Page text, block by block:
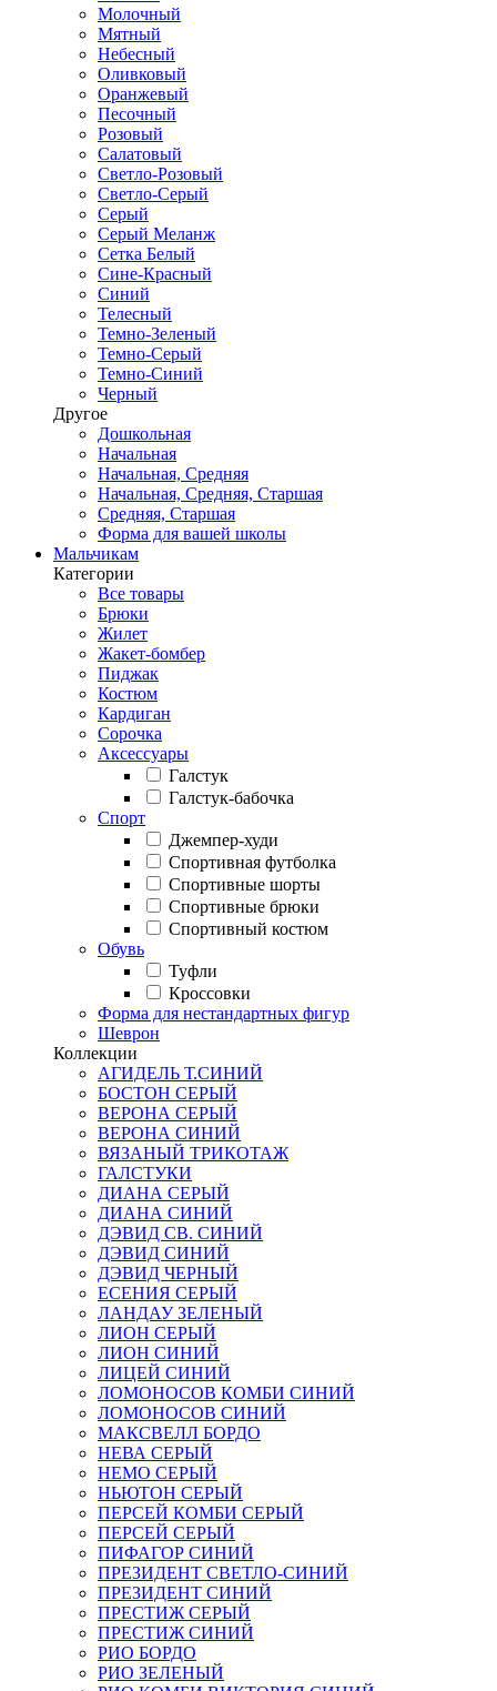
Молочный
Мятный
Небесный
Оливковый
Оранжевый
Песочный
Розовый
Салатовый
Светло-Розовый
Светло-Серый
Серый
Серый Меланж
Сетка Белый
Сине-Красный
Синий
Телесный
Темно-Зеленый
Темно-Серый
Темно-Синий
Черный
Другое
Дошкольная
Начальная
Начальная, Средняя
Начальная, Средняя, Старшая
Средняя, Старшая
Форма для вашей школы
Мальчикам
Категории
Все товары
Брюки
Жилет
Жакет-бомбер
Пиджак
Костюм
Кардиган
Сорочка
Аксессуары
Галстук
Галстук-бабочка
Спорт
Джемпер-худи
Спортивная футболка
Спортивные шорты
Спортивные брюки
Спортивный костюм
Обувь
Туфли
Кроссовки
Форма для нестандартных фигур
Шеврон
Коллекции
АГИДЕЛЬ Т.СИНИЙ
БОСТОН СЕРЫЙ
ВЕРОНА СЕРЫЙ
ВЕРОНА СИНИЙ
ВЯЗАНЫЙ ТРИКОТАЖ
ГАЛСТУКИ
ДИАНА СЕРЫЙ
ДИАНА СИНИЙ
ДЭВИД СВ. СИНИЙ
ДЭВИД СИНИЙ
ДЭВИД ЧЕРНЫЙ
ЕСЕНИЯ СЕРЫЙ
ЛАНДАУ ЗЕЛЕНЫЙ
ЛИОН СЕРЫЙ
ЛИОН СИНИЙ
ЛИЦЕЙ СИНИЙ
ЛОМОНОСОВ КОМБИ СИНИЙ
ЛОМОНОСОВ СИНИЙ
МАКСВЕЛЛ БОРДО
НЕВА СЕРЫЙ
НЕМО СЕРЫЙ
НЬЮТОН СЕРЫЙ
ПЕРСЕЙ КОМБИ СЕРЫЙ
ПЕРСЕЙ СЕРЫЙ
ПИФАГОР СИНИЙ
ПРЕЗИДЕНТ СВЕТЛО-СИНИЙ
ПРЕЗИДЕНТ СИНИЙ
ПРЕСТИЖ СЕРЫЙ
ПРЕСТИЖ СИНИЙ
РИО БОРДО
РИО ЗЕЛЕНЫЙ